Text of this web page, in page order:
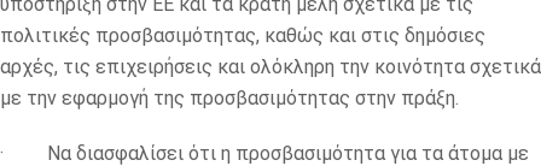
πολιτικές προσβασιμότητας, καθώς και στις δημόσιες
αρχές, τις επιχειρήσεις και ολόκληρη την κοινότητα σχετικά
με την εφαρμογή της προσβασιμότητας στην πράξη.
· Να διασφαλίσει ότι η προσβασιμότητα για τα άτομα με